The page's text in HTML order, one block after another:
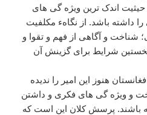
حیثیت اندک ترین ویژه گی های
داشته باشد. از نگاهء مکلفیت
و آگاهی از فهم و تقوا و
شرایط برای گزینش آن
هنوز این امیر را ندیده
و ویژه گی های فکری و داشتن
باشند. پرسش کلان این است که